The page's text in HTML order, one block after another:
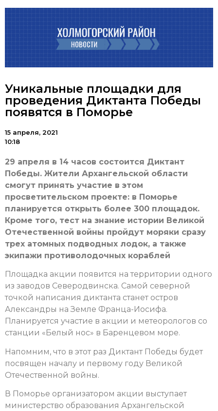
Уникальные площадки для
проведения Диктанта Победы
появятся в Поморье
15 апреля, 2021
10:18
29 апреля в 14 часов состоится Диктант
Победы. Жители Архангельской области
смогут принять участие в этом
просветительском проекте: в Поморье
планируется открыть более 300 площадок.
Кроме того, тест на знание истории Великой
Отечественной войны пройдут моряки сразу
трех атомных подводных лодок, а также
экипажи противолодочных кораблей
Площадка акции появится на территории одного
из заводов Северодвинска. Самой северной
точкой написания диктанта станет остров
Александры на Земле Франца-Иосифа.
Планируется участие в акции и метеорологов со
станции «Белый нос» в Баренцевом море.
Напомним, что в этот раз Диктант Победы будет
посвящен началу и первому году Великой
Отечественной войны.
В Поморье организатором акции выступает
министерство образования Архангельской